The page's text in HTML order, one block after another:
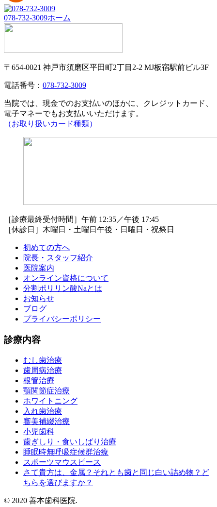
078-732-3009ホーム
〒654-0021 神戸市須磨区平田町2丁目2-2 MJ板宿駅前ビル3F
電話番号： 078-732-3009
当院では、現金でのお支払いのほかに、クレジットカード、
電子マネーでもお支払いいただけます。
（お取り扱いカード種類）
［診療最終受付時間］午前 12:35／午後 17:45
［休診日］木曜日・土曜日午後・日曜日・祝祭日
初めての方へ
院長・スタッフ紹介
医院案内
オンライン資格について
分割ポリリン酸Naとは
お知らせ
ブログ
プライバシーポリシー
診療内容
むし歯治療
歯周病治療
根管治療
顎関節症治療
ホワイトニング
入れ歯治療
審美補綴治療
小児歯科
歯ぎしり・食いしばり治療
睡眠時無呼吸症候群治療
スポーツマウスピース
さて貴方は、金属？それとも歯と同じ白い詰め物？ど
ちらを選びますか？
© 2020 善本歯科医院.